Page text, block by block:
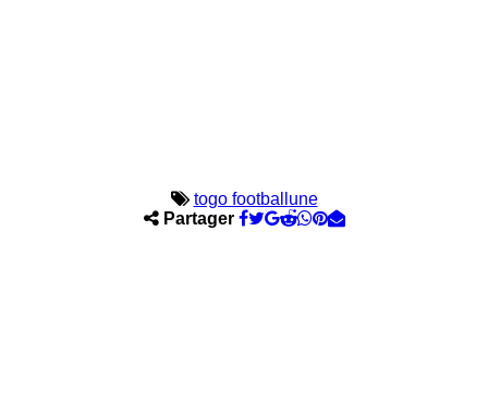
togo football une
Partager